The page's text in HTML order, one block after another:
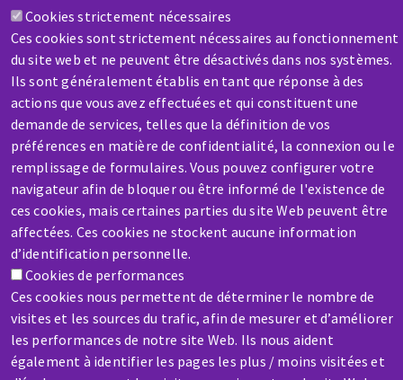
Cookies strictement nécessaires
Ces cookies sont strictement nécessaires au fonctionnement
du site web et ne peuvent être désactivés dans nos systèmes.
Ils sont généralement établis en tant que réponse à des
actions que vous avez effectuées et qui constituent une
demande de services, telles que la définition de vos
préférences en matière de confidentialité, la connexion ou le
remplissage de formulaires. Vous pouvez configurer votre
navigateur afin de bloquer ou être informé de l'existence de
ces cookies, mais certaines parties du site Web peuvent être
affectées. Ces cookies ne stockent aucune information
d’identification personnelle.
Cookies de performances
Ces cookies nous permettent de déterminer le nombre de
visites et les sources du trafic, afin de mesurer et d’améliorer
les performances de notre site Web. Ils nous aident
également à identifier les pages les plus / moins visitées et
Contactez-nous
SAV / RÉPARATION
Une machine cassée ? En panne ?
Contactez-nous
Aller